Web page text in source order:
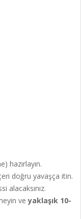
hazırlayın.
doğru yavaşça itin.
alacaksınız.
veyaklaşık 10-